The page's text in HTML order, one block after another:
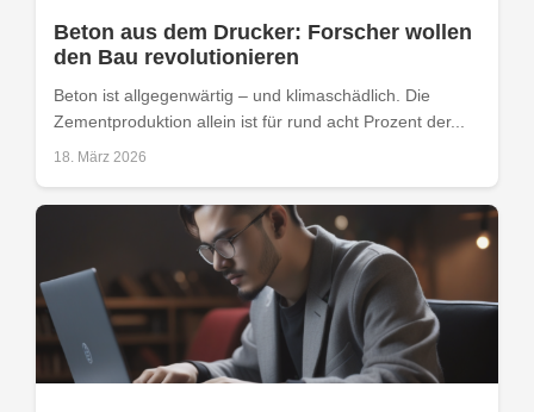
Beton aus dem Drucker: Forscher wollen
den Bau revolutionieren
Beton ist allgegenwärtig – und klimaschädlich. Die
Zementproduktion allein ist für rund acht Prozent der...
18. März 2026